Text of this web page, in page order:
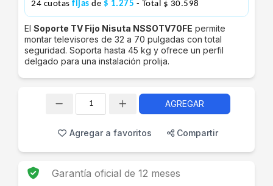
24 cuotas fijas de $ 1.275 - Total $ 30.598
El Soporte TV Fijo Nisuta NSSOTV70FE permite
montar televisores de 32 a 70 pulgadas con total
seguridad. Soporta hasta 45 kg y ofrece un perfil
delgado para una instalación prolija.
AGREGAR
Agregar a favoritos Compartir
Garantía oficial de 12 meses